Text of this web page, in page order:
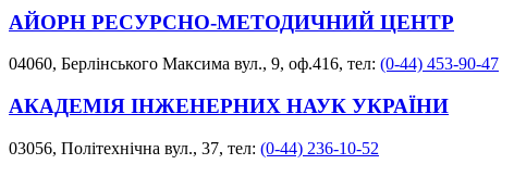
АЙОРН РЕСУРСНО-МЕТОДИЧНИЙ ЦЕНТР
04060, Берлінського Максима вул., 9, оф.416, тел: (0-44) 453-90-47
АКАДЕМІЯ ІНЖЕНЕРНИХ НАУК УКРАЇНИ
03056, Політехнічна вул., 37, тел: (0-44) 236-10-52